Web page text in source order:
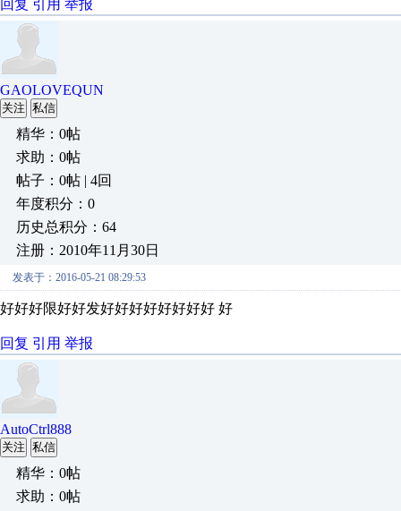
回复 引用 举报
GAOLOVEQUN
关注 私信
精华：0帖
求助：0帖
帖子：0帖 | 4回
年度积分：0
历史总积分：64
注册：2010年11月30日
发表于：2016-05-21 08:29:53
好好好限好好发好好好好好好好好 好
回复 引用 举报
AutoCtrl888
关注 私信
精华：0帖
求助：0帖